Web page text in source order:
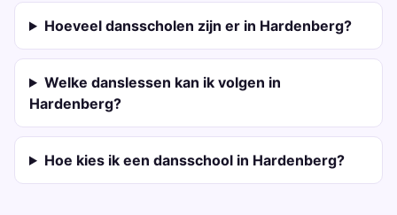
Hoeveel dansscholen zijn er in Hardenberg?
Welke danslessen kan ik volgen in
Hardenberg?
Hoe kies ik een dansschool in Hardenberg?